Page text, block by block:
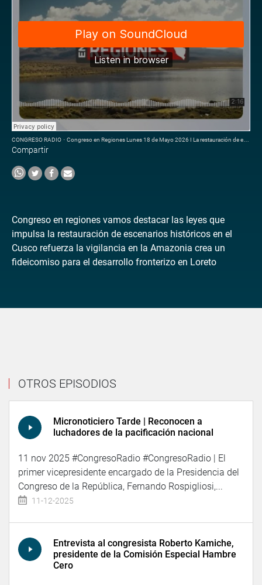
CONGRESO RADIO · Congreso en Regiones Lunes 18 de Mayo 2026 I La restauración de escenarios históricos en el Cusco
Compartir
Congreso en regiones vamos destacar las leyes que
impulsa la restauración de escenarios históricos en el
Cusco refuerza la vigilancia en la Amazonia crea un
fideicomiso para el desarrollo fronterizo en Loreto
OTROS EPISODIOS
Micronoticiero Tarde | Reconocen a
luchadores de la pacificación nacional
11 nov 2025 #CongresoRadio #CongresoRadio | El
primer vicepresidente encargado de la Presidencia del
Congreso de la República, Fernando Rospigliosi,...
11-12-2025
Entrevista al congresista Roberto Kamiche,
presidente de la Comisión Especial Hambre
Cero